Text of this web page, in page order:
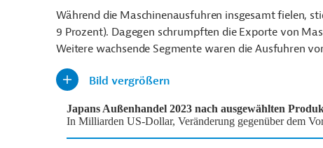
Während die Maschinenausfuhren insgesamt fielen,
9 Prozent). Dagegen schrumpften die Exporte von
Weitere wachsende Segmente waren die Ausfuhren
Bild vergrößern